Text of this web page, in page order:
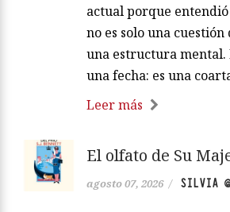
actual porque
no es solo una cuestión
una estructura mental.
una fecha: es una
Leer más
El olfato de Su
agosto 07, 2026 / SILVIA